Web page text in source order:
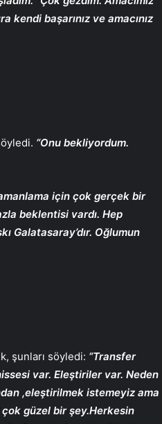
başarınız ve amacınız
“Onu bekliyordum.
için çok gerçek bir
beklentisi vardı. Hep
Galatasaray’dır. Oğlumun
şunları söyledi: “Transfer
var. Eleştiriler var. Neden
,eleştirilmek istemeyiz ama
güzel bir şey.Herkesin